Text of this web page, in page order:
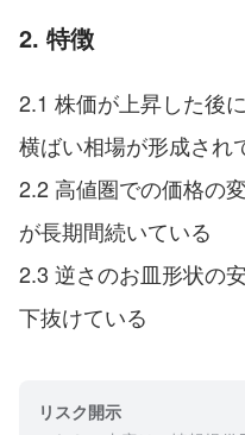
2. 特徴
2.1 株価が上昇した後
横ばい相場が形成され
2.2 高値圏での価格の
が長期間続いている
2.3 逆さのお皿形状の
下抜けている
リスク開示